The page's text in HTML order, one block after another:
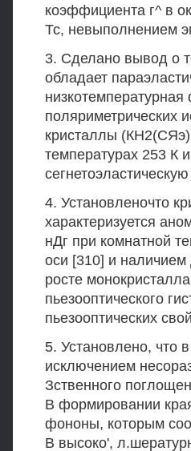
коэффициента г^ в
Тс, невыполнением
3. Сделано вывод о
обладает
поляриметрических
кристаллы
температурах 253 К
4. Установленочто
характеризуется
нДг при комнатной
оси [310] и
росте
пьезооптического
пьезооптических
5. Установлено, что
исключением
Зственного
В формировании
фононы, которым
В высоко',